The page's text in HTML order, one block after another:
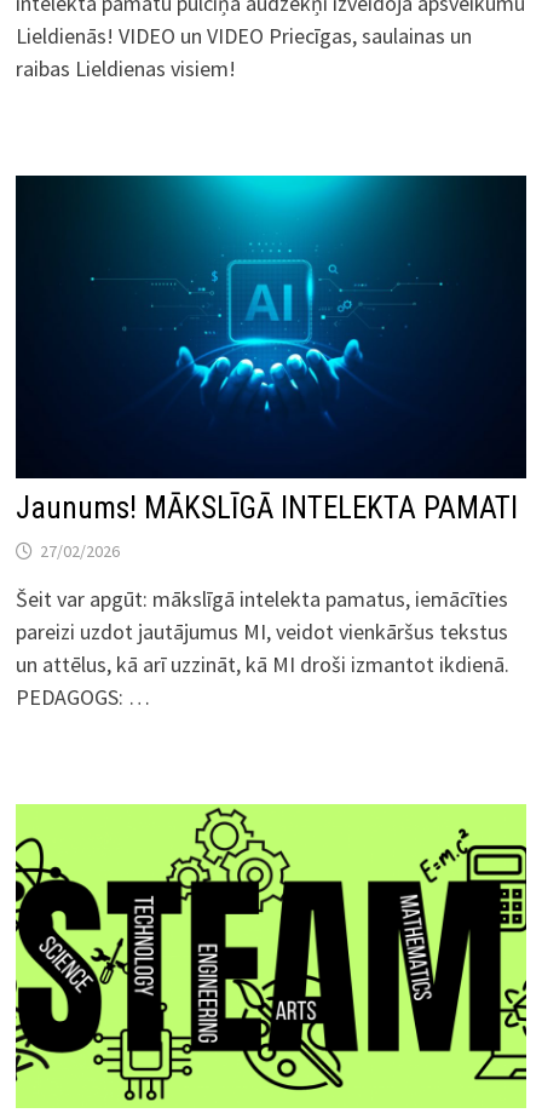
Lieldienās! VIDEO un VIDEO Priecīgas, saulainas un
raibas Lieldienas visiem!
Jaunums! MĀKSLĪGĀ INTELEKTA PAMATI
27/02/2026
Šeit var apgūt: mākslīgā intelekta pamatus, iemācīties
pareizi uzdot jautājumus MI, veidot vienkāršus tekstus
un attēlus, kā arī uzzināt, kā MI droši izmantot ikdienā.
PEDAGOGS: …